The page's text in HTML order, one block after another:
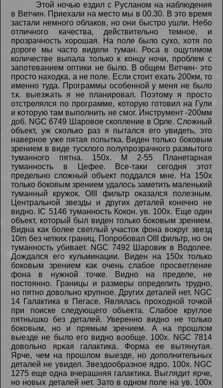
Этой ночью ездил с Русланом на наблюдения
в Ветчин. Приехали на место мы в 00.30. В это время
застали немного облаков, но они быстро ушли. Небо
отличного качества, действительно темное, и
прозрачность хорошая. На поле было сухо, хотя по
дороге мы часто видели туман. Роса в ощутимом
количестве выпала только к концу ночи, проблем с
запотеванием оптики не было. В общем Ветчин- это
просто находка, а не поле. Если стоит ехать 200км, то
именно туда. Программы особенной у меня не было
т.к. выезжать я не планировал. Поэтому я просто
отстрелялся по программе, которую готовил на Гули
и которую там выполнить не смог. Инструмент -200мм
доб. NGC 6749 Шаровое скопление в Орле. Сложный
объект, уж сколько раз я пытался его увидеть, это
наверное уже пятая попытка. Виден только боковым
зрением в виде тусклого полупрозрачного размытого
туманного пятна. 150х. M 2-55 Планетарная
туманность в Цефее. Все-таки сегодня этот
предельно сложный объект поддался мне. На 150х
только боковым зрением удалось заметить маленький
туманный кружок. OIII фильтр оказался полезным.
Центральной звезды и других деталей конечно не
видно. IC 5146 туманность Кокон. ув. 100х. Еще один
объект, который был виден только боковым зрением.
Видна как более светлый участок фона вокруг звезд
10m без четких границ. Попробовал OIII фильтр, но он
туманность убивает. NGC 7492 Шаровик в Водолее.
Дождался его кульминации. Виден на 150х только
боковым зрением как очень слабое просветление
фона в нужной точке. Видно на пределе, не
постоянно. Границы и размеры определить трудно,
но пятно довольно крупное. Других деталей нет. NGC
14 Галактика в Пегасе. Являлась проходной точкой
при поиске следующего объекта. Слабое круглое
пятнышко без деталей. Уверенно видно не только
боковым, но и прямым зрением. А на прошлом
выезде не было его видно вообще. 100х. NGC 7814
довольно яркая галактика. Форма ее вытянутая.
Ярче, чем на прошлом выезде, но дополнительных
деталей не увидел. Звездообразное ядро. 100х. NGC
1275 еще одна вчерашняя галактика. Выглядит ярче,
но новых деталей нет. Зато в одном поле на ув. 100х